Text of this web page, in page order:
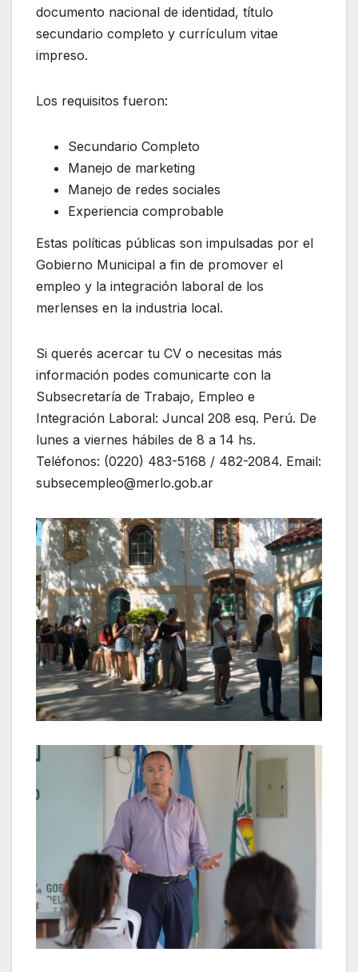
documento nacional de identidad, título
secundario completo y currículum vitae
impreso.
Los requisitos fueron:
Secundario Completo
Manejo de marketing
Manejo de redes sociales
Experiencia comprobable
Estas políticas públicas son impulsadas por el
Gobierno Municipal a fin de promover el
empleo y la integración laboral de los
merlenses en la industria local.
Si querés acercar tu CV o necesitas más
información podes comunicarte con la
Subsecretaría de Trabajo, Empleo e
Integración Laboral: Juncal 208 esq. Perú. De
lunes a viernes hábiles de 8 a 14 hs.
Teléfonos: (0220) 483-5168 / 482-2084. Email:
subsecempleo@merlo.gob.ar